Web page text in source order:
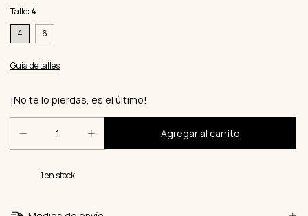
Talle: 4
4
6
Guía de talles
¡No te lo pierdas, es el último!
1en stock